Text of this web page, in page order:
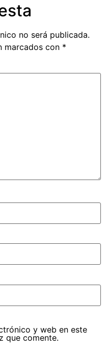
no será publicada.
marcados con *
y web en este
que comente.